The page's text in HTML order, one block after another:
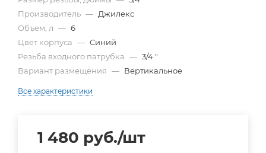
Производитель — Джилекс
Объем, л — 6
Цвет корпуса — Синий
Резьба входного патрубка — 3/4 "
Вариант размещения — Вертикальное
Все характеристики
1 480 руб./шт